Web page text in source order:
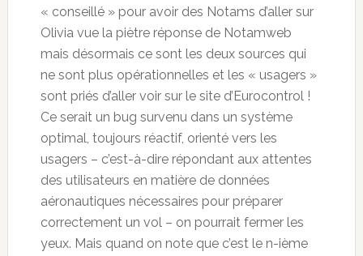
« conseillé » pour avoir des Notams d’aller sur
Olivia vue la piètre réponse de Notamweb
mais désormais ce sont les deux sources qui
ne sont plus opérationnelles et les « usagers »
sont priés d’aller voir sur le site d’Eurocontrol !
Ce serait un bug survenu dans un système
optimal, toujours réactif, orienté vers les
usagers – c’est-à-dire répondant aux attentes
des utilisateurs en matière de données
aéronautiques nécessaires pour préparer
correctement un vol – on pourrait fermer les
yeux. Mais quand on note que c’est le n-ième